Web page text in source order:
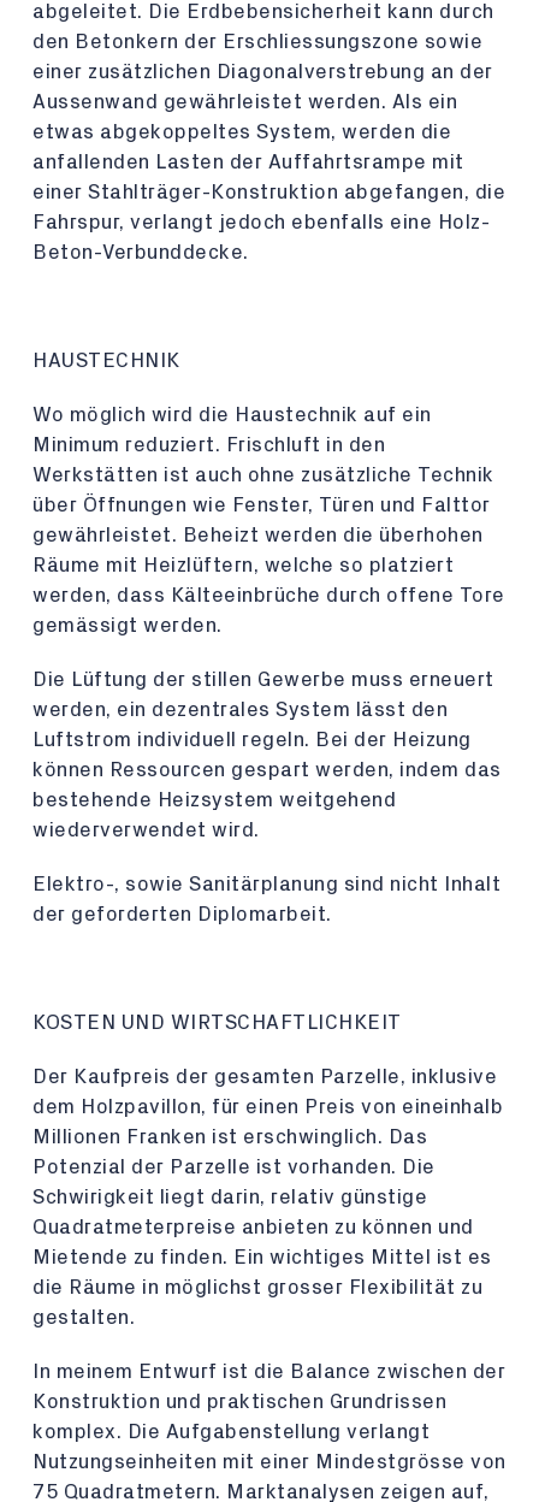
abgeleitet. Die Erdbebensicherheit kann durch
den Betonkern der Erschliessungszone sowie
einer zusätzlichen Diagonalverstrebung an der
Aussenwand gewährleistet werden. Als ein
etwas abgekoppeltes System, werden die
anfallenden Lasten der Auffahrtsrampe mit
einer Stahlträger-Konstruktion abgefangen, die
Fahrspur, verlangt jedoch ebenfalls eine Holz-
Beton-Verbunddecke.
HAUSTECHNIK
Wo möglich wird die Haustechnik auf ein
Minimum reduziert. Frischluft in den
Werkstätten ist auch ohne zusätzliche Technik
über Öffnungen wie Fenster, Türen und Falttor
gewährleistet. Beheizt werden die überhohen
Räume mit Heizlüftern, welche so platziert
werden, dass Kälteeinbrüche durch offene Tore
gemässigt werden.
Die Lüftung der stillen Gewerbe muss erneuert
werden, ein dezentrales System lässt den
Luftstrom individuell regeln. Bei der Heizung
können Ressourcen gespart werden, indem das
bestehende Heizsystem weitgehend
wiederverwendet wird.
Elektro-, sowie Sanitärplanung sind nicht Inhalt
der geforderten Diplomarbeit.
KOSTEN UND WIRTSCHAFTLICHKEIT
Der Kaufpreis der gesamten Parzelle, inklusive
dem Holzpavillon, für einen Preis von eineinhalb
Millionen Franken ist erschwinglich. Das
Potenzial der Parzelle ist vorhanden. Die
Schwirigkeit liegt darin, relativ günstige
Quadratmeterpreise anbieten zu können und
Mietende zu finden. Ein wichtiges Mittel ist es
die Räume in möglichst grosser Flexibilität zu
gestalten.
In meinem Entwurf ist die Balance zwischen der
Konstruktion und praktischen Grundrissen
komplex. Die Aufgabenstellung verlangt
Nutzungseinheiten mit einer Mindestgrösse von
75 Quadratmetern. Marktanalysen zeigen auf,